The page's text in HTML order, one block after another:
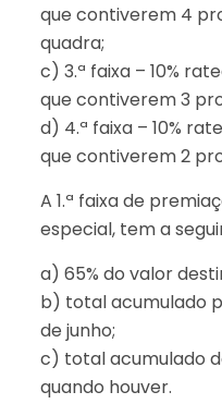
que contiverem 4
quadra;
c) 3.ª faixa – 10%
que contiverem 3
d) 4.ª faixa – 10%
que contiverem 2
A 1.ª faixa de
especial, tem a
a) 65% do valor
b) total acumulado
de junho;
c) total acumulado
quando houver.